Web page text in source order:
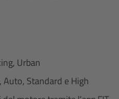
Urban
Auto, Standard e High